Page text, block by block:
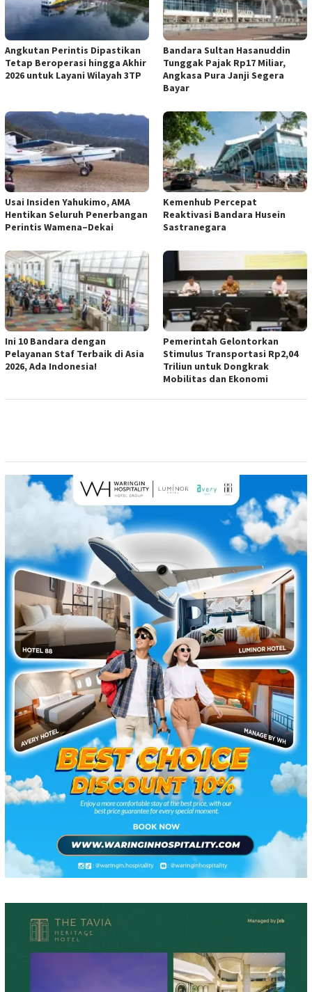
Angkutan Perintis Dipastikan
Tetap Beroperasi hingga Akhir
2026 untuk Layani Wilayah 3TP
Bandara Sultan Hasanuddin
Tunggak Pajak Rp17 Miliar,
Angkasa Pura Janji Segera
Bayar
Usai Insiden Yahukimo, AMA
Hentikan Seluruh Penerbangan
Perintis Wamena–Dekai
Kemenhub Percepat
Reaktivasi Bandara Husein
Sastranegara
Ini 10 Bandara dengan
Pelayanan Staf Terbaik di Asia
2026, Ada Indonesia!
Pemerintah Gelontorkan
Stimulus Transportasi Rp2,04
Triliun untuk Dongkrak
Mobilitas dan Ekonomi